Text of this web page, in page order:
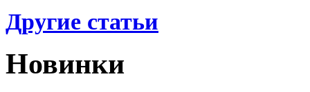
Другие статьи
Новинки